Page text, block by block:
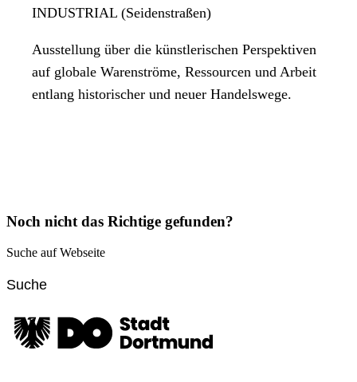
INDUSTRIAL (Seidenstraßen)
Ausstellung über die künstlerischen Perspektiven
auf globale Warenströme, Ressourcen und Arbeit
entlang historischer und neuer Handelswege.
Noch nicht das Richtige gefunden?
Suche auf Webseite